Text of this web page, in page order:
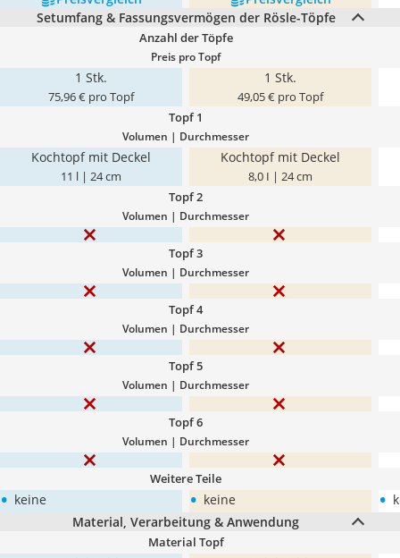
Setumfang & Fassungsvermögen der Rösle-Töpfe
Anzahl der Töpfe
Preis pro Topf
1 Stk.
75,96 € pro Topf
1 Stk.
49,05 € pro Topf
Topf 1
Volumen | Durchmesser
Kochtopf mit Deckel
11 l | 24 cm
Kochtopf mit Deckel
8,0 I | 24 cm
Topf 2
Volumen | Durchmesser
Topf 3
Volumen | Durchmesser
Topf 4
Volumen | Durchmesser
Topf 5
Volumen | Durchmesser
Topf 6
Volumen | Durchmesser
Weitere Teile
• keine • keine •
Material, Verarbeitung & Anwendung
Material Topf